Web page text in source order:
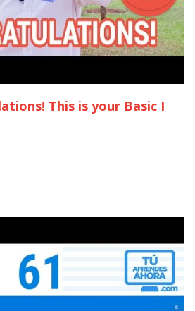
This is your Basic I